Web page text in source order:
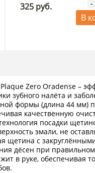
325 руб. -
В
Zero Oradense –
зубного налёта и
формы (длина 44 мм)
качественную
посадки
эмали, не
щетина с
дёсен при
в руке, обеспечивая